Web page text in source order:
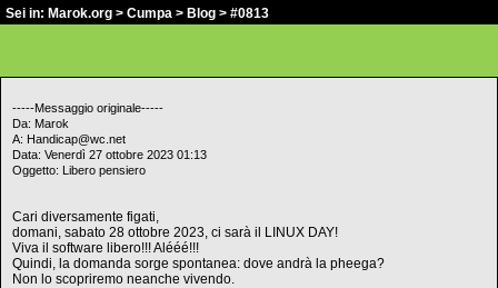
Sei in: Marok.org > Cumpa > Blog > #0813
-----Messaggio originale-----
Da: Marok
A: Handicap@wc.net
Data: Venerdì 27 ottobre 2023 01:13
Oggetto: Libero pensiero
Cari diversamente figati,
domani, sabato 28 ottobre 2023, ci sarà il LINUX DAY!
Viva il software libero!!! Alééé!!!
Quindi, la domanda sorge spontanea: dove andrà la pheega?
Non lo scopriremo neanche vivendo.